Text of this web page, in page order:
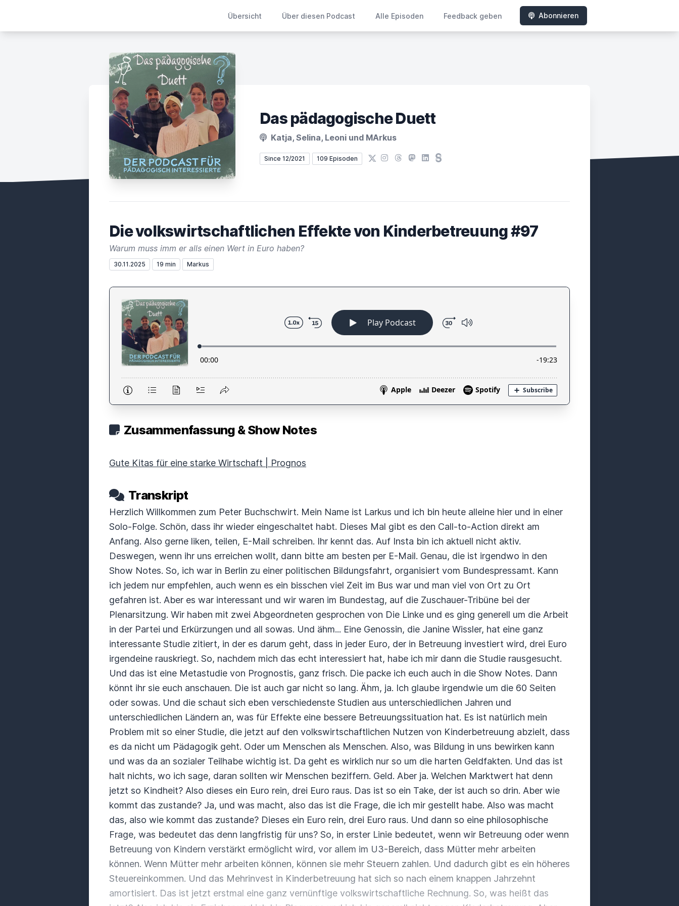
Übersicht Über diesen Podcast Alle Episoden Feedback geben Abonnieren
Das pädagogische Duett
Katja, Selina, Leoni und MArkus
Since 12/2021 109 Episoden X Instagram
Threads
Mastodon
LinkedIn
Steady
Die volkswirtschaftlichen Effekte von Kinderbetreuung #97
Warum muss imm er alls einen Wert in Euro haben?
30.11.2025 19 min Markus
Zusammenfassung & Show Notes
Gute Kitas für eine starke Wirtschaft | Prognos
Transkript
Herzlich Willkommen zum Peter Buchschwirt. Mein Name ist Larkus und ich bin heute alleine hier und in einer
Solo-Folge. Schön, dass ihr wieder eingeschaltet habt. Dieses Mal gibt es den Call-to-Action direkt am
Anfang. Also gerne liken, teilen, E-Mail schreiben. Ihr kennt das. Auf Insta bin ich aktuell nicht aktiv.
Deswegen, wenn ihr uns erreichen wollt, dann bitte am besten per E-Mail. Genau, die ist irgendwo in den
Show Notes. So, ich war in Berlin zu einer politischen Bildungsfahrt, organisiert vom Bundespressamt. Kann
ich jedem nur empfehlen, auch wenn es ein bisschen viel Zeit im Bus war und man viel von Ort zu Ort
gefahren ist. Aber es war interessant und wir waren im Bundestag, auf die Zuschauer-Tribüne bei der
Plenarsitzung. Wir haben mit zwei Abgeordneten gesprochen von Die Linke und es ging generell um die Arbeit
in der Partei und Erkürzungen und all sowas. Und ähm... Eine Genossin, die Janine Wissler, hat eine ganz
interessante Studie zitiert, in der es darum geht, dass in jeder Euro, der in Betreuung investiert wird, drei Euro
irgendeine rauskriegt. So, nachdem mich das echt interessiert hat, habe ich mir dann die Studie rausgesucht.
Und das ist eine Metastudie von Prognostis, ganz frisch. Die packe ich euch auch in die Show Notes. Dann
könnt ihr sie euch anschauen. Die ist auch gar nicht so lang. Ähm, ja. Ich glaube irgendwie um die 60 Seiten
oder sowas. Und die schaut sich eben verschiedenste Studien aus unterschiedlichen Jahren und
unterschiedlichen Ländern an, was für Effekte eine bessere Betreuungssituation hat. Es ist natürlich mein
Problem mit so einer Studie, die jetzt auf den volkswirtschaftlichen Nutzen von Kinderbetreuung abzielt, dass
es da nicht um Pädagogik geht. Oder um Menschen als Menschen. Also, was Bildung in uns bewirken kann
und was da an sozialer Teilhabe wichtig ist. Da geht es wirklich nur so um die harten Geldfakten. Und das ist
halt nichts, wo ich sage, daran sollten wir Menschen beziffern. Geld. Aber ja. Welchen Marktwert hat denn
jetzt so Kindheit? Also dieses ein Euro rein, drei Euro raus. Das ist so ein Take, der ist auch so drin. Aber wie
kommt das zustande? Ja, und was macht, also das ist die Frage, die ich mir gestellt habe. Also was macht
das, also wie kommt das zustande? Dieses ein Euro rein, drei Euro raus. Und dann so eine philosophische
Frage, was bedeutet das denn langfristig für uns? So, in erster Linie bedeutet, wenn wir Betreuung oder wenn
Betreuung von Kindern verstärkt ermöglicht wird, vor allem im U3-Bereich, dass Mütter mehr arbeiten
können. Wenn Mütter mehr arbeiten können, können sie mehr Steuern zahlen. Und dadurch gibt es ein höheres
Steuereinkommen. Und das Mehrinvest in Kinderbetreuung hat sich so nach einem knappen Jahrzehnt
amortisiert. Das ist jetzt erstmal eine ganz vernünftige volkswirtschaftliche Rechnung. So, was heißt das